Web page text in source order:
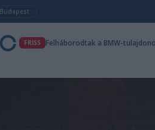
Budapest
FRISS